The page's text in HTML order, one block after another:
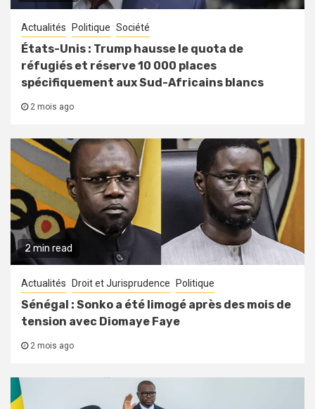
Actualités Politique Société
États-Unis : Trump hausse le quota de
réfugiés et réserve 10 000 places
spécifiquement aux Sud-Africains blancs
2 mois ago
2 min read
Actualités Droit et Jurisprudence Politique
Sénégal : Sonko a été limogé après des mois de
tension avec Diomaye Faye
2 mois ago